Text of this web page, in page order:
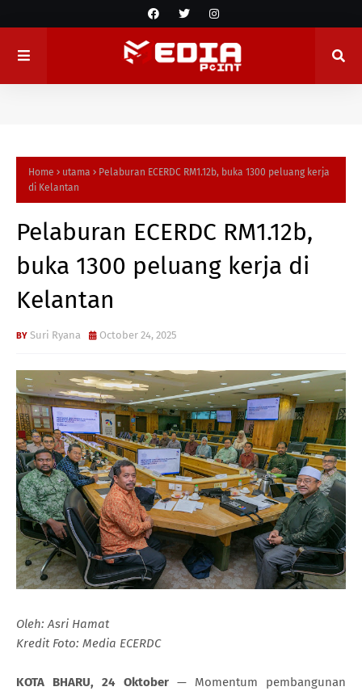
Home utama
Pelaburan ECERDC RM1.12b, buka 1300 peluang kerja
di Kelantan
Pelaburan ECERDC RM1.12b,
buka 1300 peluang kerja di
Kelantan
Suri Ryana October 24, 2025
Oleh: Asri Hamat
Kredit Foto: Media ECERDC
KOTA BHARU, 24 Oktober— Momentum pembangunan